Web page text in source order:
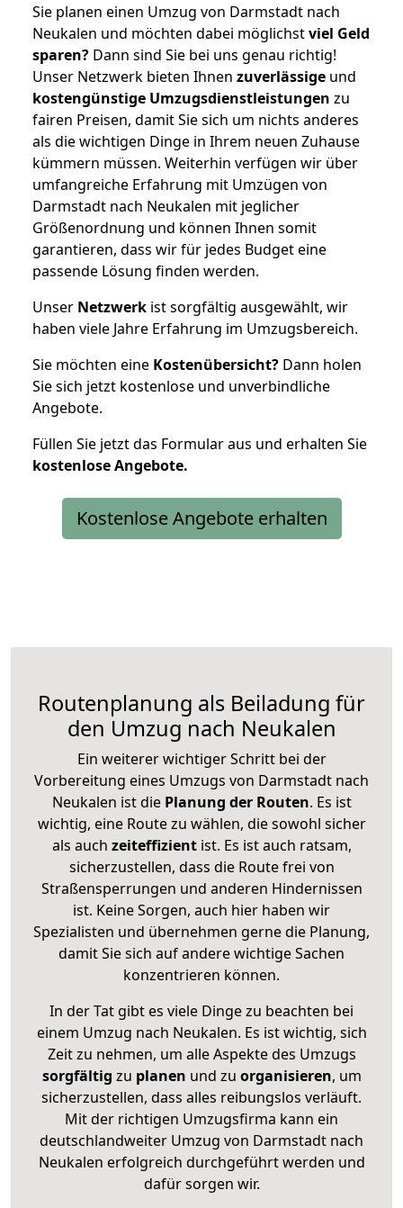
Sie planen einen Umzug von Darmstadt nach
Neukalen und möchten dabei möglichstviel Geld
sparen? Dann sind Sie bei uns genau richtig!
Unser Netzwerk bieten Ihnen zuverlässige und
kostengünstige Umzugsdienstleistungen zu
fairen Preisen, damit Sie sich um nichts anderes
als die wichtigen Dinge in Ihrem neuen Zuhause
kümmern müssen. Weiterhin verfügen wir über
umfangreiche Erfahrung mit Umzügen von
Darmstadt nach Neukalen mit jeglicher
Größenordnung und können Ihnen somit
garantieren, dass wir für jedes Budget eine
passende Lösung finden werden.
Unser Netzwerk ist sorgfältig ausgewählt, wir
haben viele Jahre Erfahrung im Umzugsbereich.
Sie möchten eine Kostenübersicht? Dann holen
Sie sich jetzt kostenlose und unverbindliche
Angebote.
Füllen Sie jetzt das Formular aus und erhalten Sie
kostenloseAngebote.
Kostenlose Angebote erhalten
Routenplanung als Beiladung für
den Umzug nach Neukalen
Ein weiterer wichtiger Schritt bei der
Vorbereitung eines Umzugs von Darmstadt nach
Neukalen ist diePlanung der Routen. Es ist
wichtig, eine Route zu wählen, die sowohl sicher
als auch zeiteffizientist. Es ist auch ratsam,
sicherzustellen, dass die Route frei von
Straßensperrungen und anderen Hindernissen
ist. Keine Sorgen, auch hier haben wir
Spezialisten und übernehmen gerne die Planung,
damit Sie sich auf andere wichtige Sachen
konzentrieren können.
In der Tat gibt es viele Dinge zu beachten bei
einem Umzug nach Neukalen. Es ist wichtig, sich
Zeit zu nehmen, um alle Aspekte des Umzugs
sorgfältig zu planen und zu organisieren, um
sicherzustellen, dass alles reibungslos verläuft.
Mit der richtigen Umzugsfirma kann ein
deutschlandweiter Umzug von Darmstadt nach
Neukalen erfolgreich durchgeführt werden und
dafür sorgen wir.